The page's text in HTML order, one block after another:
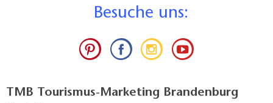
Besuche uns:
TMB Tourismus-Marketing Brandenburg